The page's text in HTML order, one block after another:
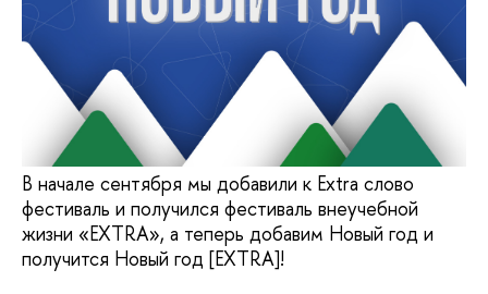
В начале сентября мы добавили к Extra слово
фестиваль и получился фестиваль внеучебной
жизни «EXTRA», а теперь добавим Новый год и
получится Новый год [EXTRA]!